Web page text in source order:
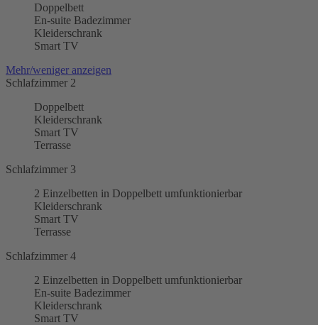
Doppelbett
En-suite Badezimmer
Kleiderschrank
Smart TV
Mehr/weniger anzeigen
Schlafzimmer 2
Doppelbett
Kleiderschrank
Smart TV
Terrasse
Schlafzimmer 3
2 Einzelbetten in Doppelbett umfunktionierbar
Kleiderschrank
Smart TV
Terrasse
Schlafzimmer 4
2 Einzelbetten in Doppelbett umfunktionierbar
En-suite Badezimmer
Kleiderschrank
Smart TV